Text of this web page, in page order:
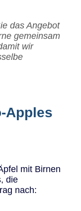
das Angebot
gemeinsam
wir
Apples
mit Birnen
die
nach: